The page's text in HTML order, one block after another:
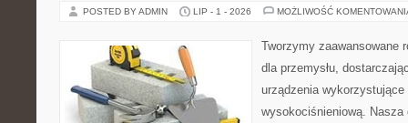
POSTED BY ADMIN LIP - 1 - 2026 MOŻLIWOŚĆ
Tworzymy zaawansowane
dla przemysłu,
urządzenia wykorzystujące
wysokociśnieniową. Nasza